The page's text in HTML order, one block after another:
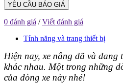
YÊU CẦU BÁO GIÁ
0 đánh giá /Viết đánh giá
Tính năng và trang thiết bị
Hiện nay, xe nâng đã và
khác nhau. Một trong những
của dòng xe này nhé!